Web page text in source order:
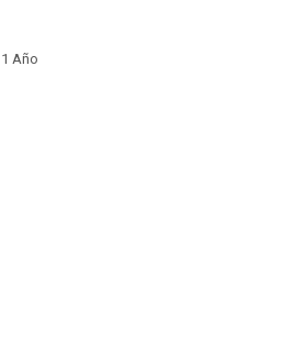
1 Año